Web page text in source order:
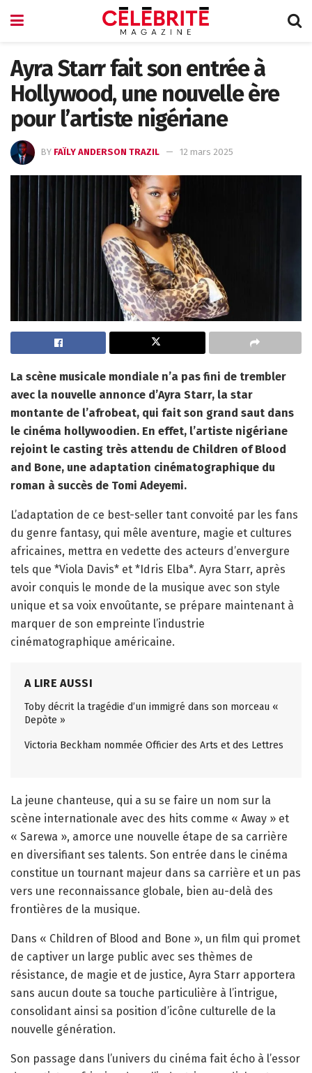
Ayra Starr fait son entrée à
Hollywood, une nouvelle ère
pour l’artiste nigériane
BY FAÏLY ANDERSON TRAZIL 12 mars 2025
La scène musicale mondiale n’a pas fini de trembler
avec la nouvelle annonce d’Ayra Starr, la star
montante de l’afrobeat, qui fait son grand saut dans
le cinéma hollywoodien. En effet, l’artiste nigériane
rejoint le casting très attendu de Children of Blood
and Bone, une adaptation cinématographique du
roman à succès de Tomi Adeyemi.
L’adaptation de ce best-seller tant convoité par les fans
du genre fantasy, qui mêle aventure, magie et cultures
africaines, mettra en vedette des acteurs d’envergure
tels que *Viola Davis* et *Idris Elba*. Ayra Starr, après
avoir conquis le monde de la musique avec son style
unique et sa voix envoûtante, se prépare maintenant à
marquer de son empreinte l’industrie
cinématographique américaine.
A LIRE AUSSI
Toby décrit la tragédie d’un immigré dans son morceau «
Depòte »
Victoria Beckham nommée Officier des Arts et des Lettres
La jeune chanteuse, qui a su se faire un nom sur la
scène internationale avec des hits comme « Away » et
« Sarewa », amorce une nouvelle étape de sa carrière
en diversifiant ses talents. Son entrée dans le cinéma
constitue un tournant majeur dans sa carrière et un pas
vers une reconnaissance globale, bien au-delà des
frontières de la musique.
Dans « Children of Blood and Bone », un film qui promet
de captiver un large public avec ses thèmes de
résistance, de magie et de justice, Ayra Starr apportera
sans aucun doute sa touche particulière à l’intrigue,
consolidant ainsi sa position d’icône culturelle de la
nouvelle génération.
Son passage dans l’univers du cinéma fait écho à l’essor